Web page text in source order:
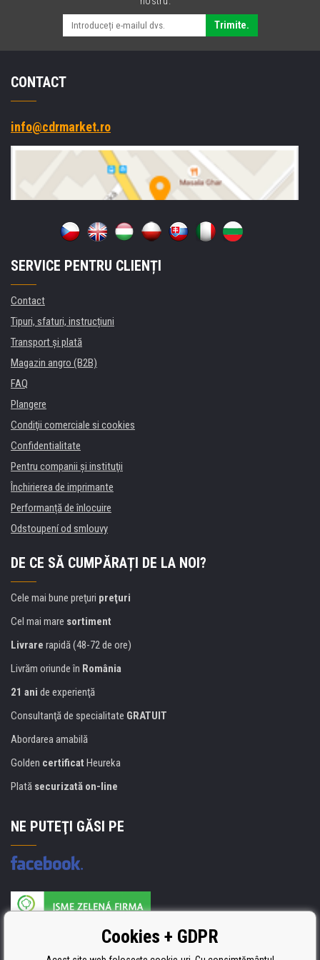
rolls/box,
black
Trimite.
CONTACT
info@cdrmarket.ro
SERVICE PENTRU CLIENȚI
Contact
Tipuri, sfaturi, instrucțiuni
Transport şi plată
Magazin angro (B2B)
FAQ
Plangere
Condiţii comerciale si cookies
Confidentialitate
Pentru companii și instituţii
Închirierea de imprimante
Performanță de înlocuire
Odstoupení od smlouvy
DE CE SĂ CUMPĂRAȚI DE LA NOI?
Cele mai bune preţuri preţuri
Cel mai mare sortiment
Livrare rapidă (48-72 de ore)
Livrăm oriunde în România
21 ani de experienţă
Consultanţă de specialitate GRATUIT
Abordarea amabilă
Golden certificat Heureka
Plată securizată on-line
NE PUTEŢI GĂSI PE
Producătorul umpluturii de rezervă este certificat
ISO 9001, ISO 14001 şi STMC.Cookies + GDPR